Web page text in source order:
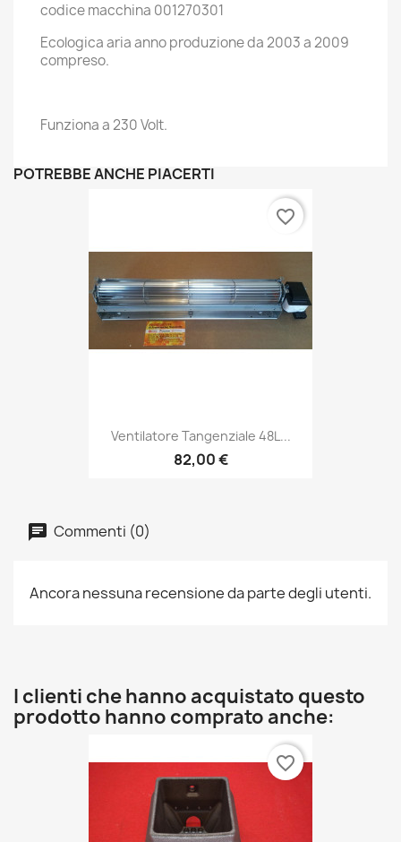
codice macchina 001270301
Ecologica aria anno produzione da 2003 a 2009
compreso.
Funziona a 230 Volt.
POTREBBE ANCHE PIACERTI
Ventilatore Tangenziale 48L...
82,00 €
favorite_border
Commenti (0)
Ancora nessuna recensione da parte degli utenti.
I clienti che hanno acquistato questo
prodotto hanno comprato anche:
favorite_border